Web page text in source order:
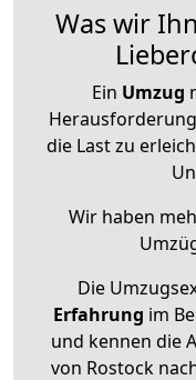
Was wir
Ein Umzug
die Last zu
Wir haben
Die
Erfahrung im
und kennen die
von Rostock